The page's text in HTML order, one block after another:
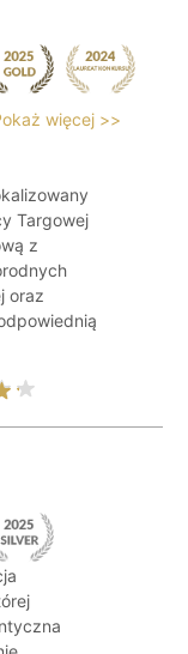
więcej >>
Targowej
z
oraz